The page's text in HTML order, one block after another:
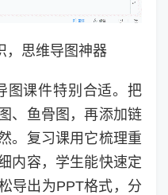
，思维导图神器
图课件特别合适。把
、鱼骨图，再添加链
。复习课用它梳理重
内容，学生能快速定
导出为PPT格式，分